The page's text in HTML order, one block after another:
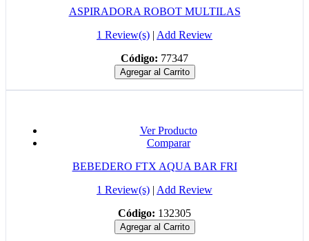
ASPIRADORA ROBOT MULTILAS
1 Review(s) | Add Review
Código: 77347
Agregar al Carrito
Ver Producto
Comparar
BEBEDERO FTX AQUA BAR FRI
1 Review(s) | Add Review
Código: 132305
Agregar al Carrito